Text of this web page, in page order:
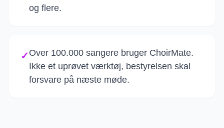
og flere.
✓ Over 100.000 sangere bruger ChoirMate.
Ikke et uprøvet værktøj, bestyrelsen skal
forsvare på næste møde.